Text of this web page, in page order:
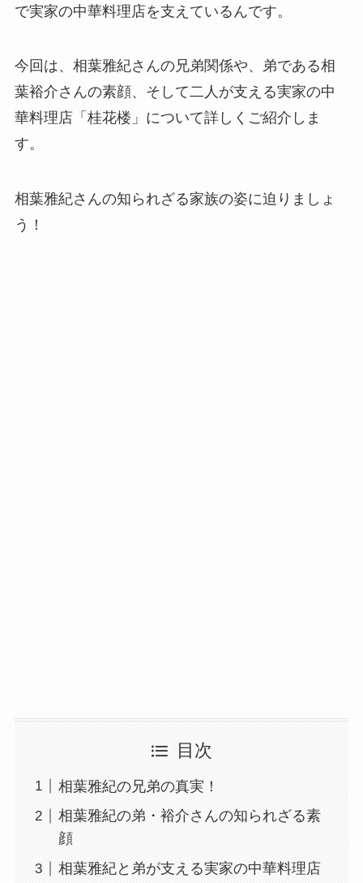
で実家の中華料理店を支えているんです。
今回は、相葉雅紀さんの兄弟関係や、弟である相
葉裕介さんの素顔、そして二人が支える実家の中
華料理店「桂花楼」について詳しくご紹介しま
す。
相葉雅紀さんの知られざる家族の姿に迫りましょ
う！
目次
相葉雅紀の兄弟の真実！
相葉雅紀の弟・裕介さんの知られざる素
顔
相葉雅紀と弟が支える実家の中華料理店